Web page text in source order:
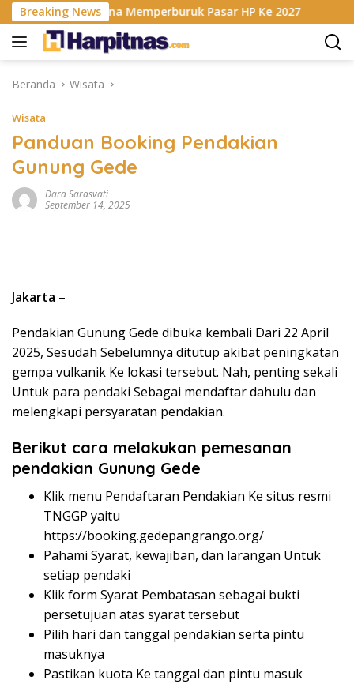
Langsung
ke
konten
Breaking News
Berencana Memperburuk Pasar HP Ke 2027
Beranda Wisata
Wisata
Panduan Booking Pendakian
Gunung Gede
Dara Sarasvati
September 14, 2025
Jakarta –
Pendakian Gunung Gede dibuka kembali Dari 22 April
2025, Sesudah Sebelumnya ditutup akibat peningkatan
gempa vulkanik Ke lokasi tersebut. Nah, penting sekali
Untuk para pendaki Sebagai mendaftar dahulu dan
melengkapi persyaratan pendakian.
Berikut cara melakukan pemesanan
pendakian Gunung Gede
Klik menu Pendaftaran Pendakian Ke situs resmi
TNGGP yaitu
https://booking.gedepangrango.org/
Pahami Syarat, kewajiban, dan larangan Untuk
setiap pendaki
Klik form Syarat Pembatasan sebagai bukti
persetujuan atas syarat tersebut
Pilih hari dan tanggal pendakian serta pintu
masuknya
Pastikan kuota Ke tanggal dan pintu masuk